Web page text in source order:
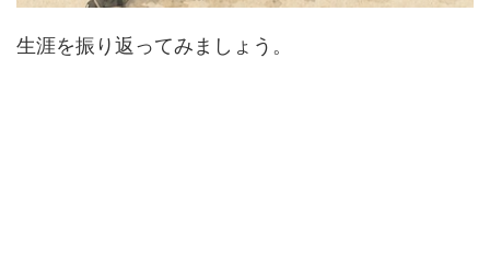
生涯を振り返ってみましょう。